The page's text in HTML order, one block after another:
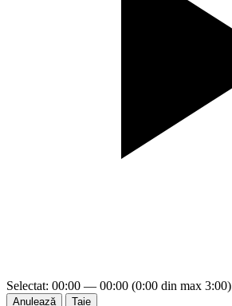
Selectat: 00:00 — 00:00 (0:00 din max 3:00)
Anulează Taie